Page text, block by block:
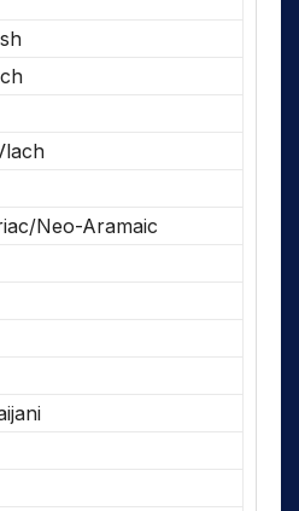
Neo-Aramaic